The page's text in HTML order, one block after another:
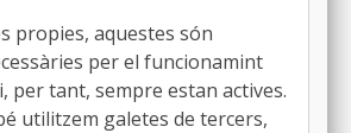
es defineix el principi de prudència
les operacions d'endeutament i
autònomes i entitats locals.
l'esforç fiscal municipal de
propies, aquestes són
per el funcionamint
per tant, sempre estan actives.
utilitzem galetes de tercers,